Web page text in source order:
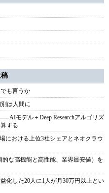
も言うか
は人間に
モデル＋Deep Researchアルゴリズ
する
における上位3社シェアとネオクラウ
的な高機能と高性能、業界最安値）を
化した20人に1人が月30万円以上とい